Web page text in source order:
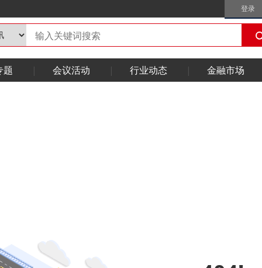
登录
题 会议活动 行业动态 金融市场